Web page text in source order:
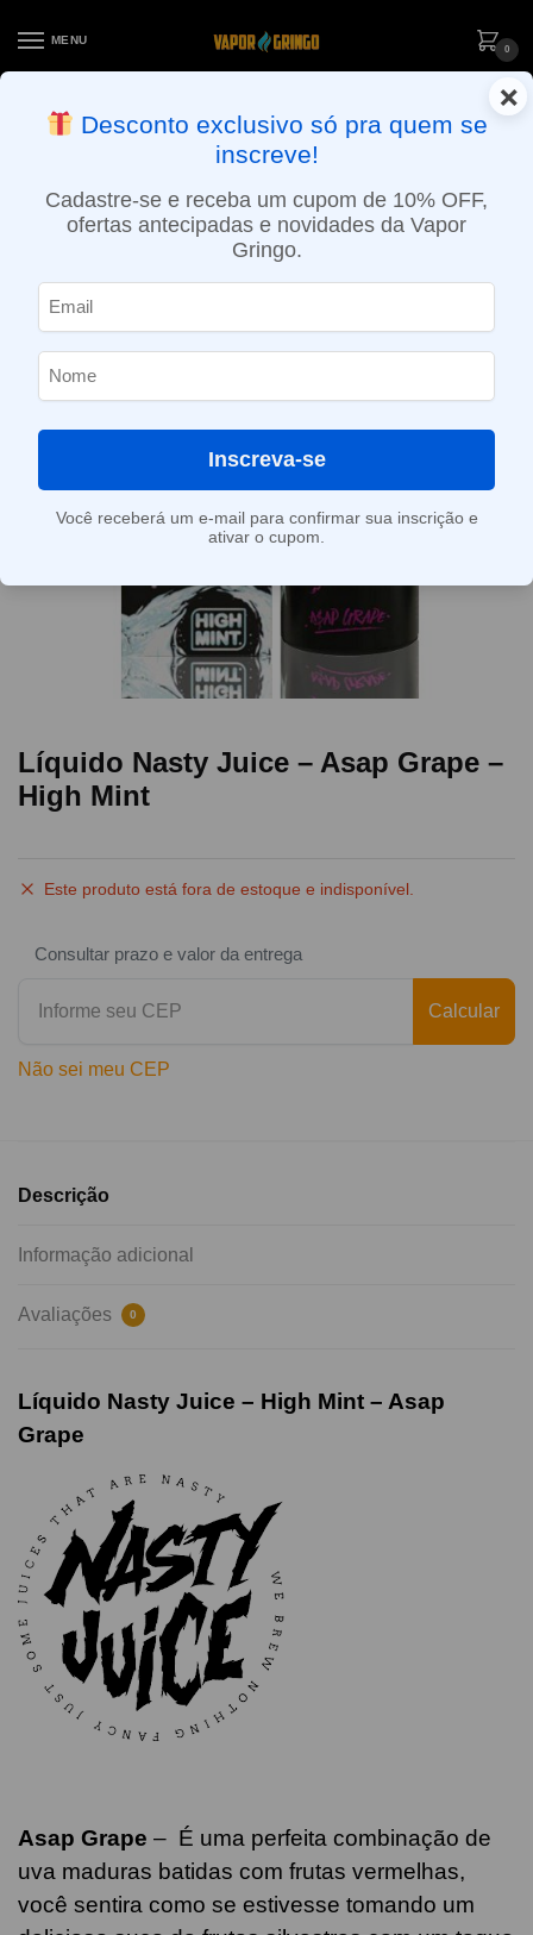
MENU
0
ENTREGA NO MESMO DIA EM SÃO PAULO (SEG A SEX): PEDIDOS
APROVADOS ATÉ 15:30 VIA MOTOBOY
Líquido Nasty Juice – Asap Grape –
High Mint
Este produto está fora de estoque e indisponível.
Consultar prazo e valor da entrega
Calcular
Não sei meu CEP
Descrição
Informação adicional
Avaliações 0
Líquido Nasty Juice – High Mint – Asap
Grape
Asap Grape – É uma perfeita combinação de
uva maduras batidas com frutas vermelhas,
você sentira como se estivesse tomando um
×
Desconto exclusivo só pra quem se
inscreve!
Cadastre-se e receba um cupom de 10% OFF,
ofertas antecipadas e novidades da Vapor
Gringo.
Inscreva-se
Você receberá um e-mail para confirmar sua inscrição e
ativar o cupom.